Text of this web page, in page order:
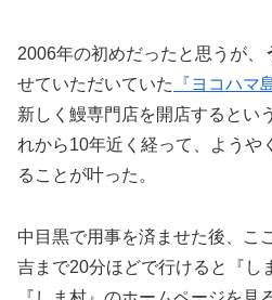
2006年の初めだったと思うが、
せていただいていた
『ヨコハマ
新しく鰻専門店を開店するとい
れから10年近く経って、ようやく
ることが叶った。
中目黒で用事を済ませた後、こ
吉まで20分ほどで行けると『し